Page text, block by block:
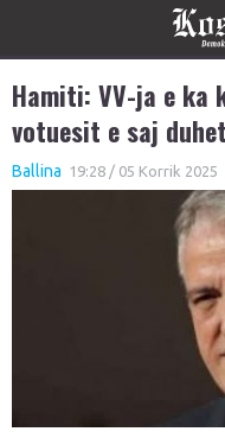
Hamiti: VV-ja e ka
votuesit e saj
Ballina 19:28 / 05 Korrik 2025